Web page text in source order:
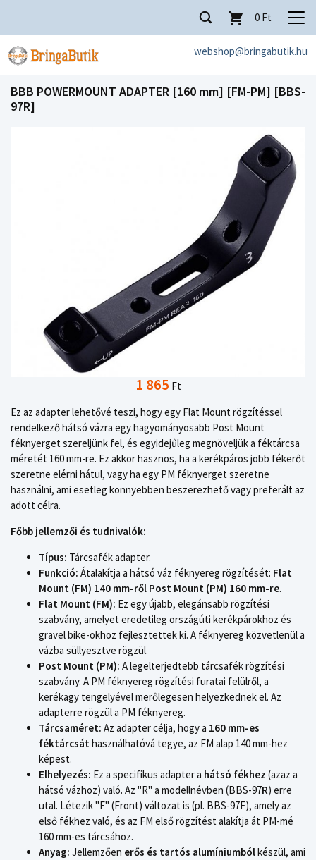
webshop@bringabutik.hu
0 Ft
BBB POWERMOUNT ADAPTER [160 mm] [FM-PM] [BBS-
97R]
1 865 Ft
Ez az adapter lehetővé teszi, hogy egy Flat Mount rögzítéssel
rendelkező hátsó vázra egy hagyományosabb Post Mount
féknyerget szereljünk fel, és egyidejűleg megnöveljük a féktárcsa
méretét 160 mm-re. Ez akkor hasznos, ha a kerékpáros jobb fékerőt
szeretne elérni hátul, vagy ha egy PM féknyerget szeretne
használni, ami esetleg könnyebben beszerezhető vagy preferált az
adott célra.
Főbb jellemzői és tudnivalók:
Típus: Tárcsafék adapter.
Funkció: Átalakítja a hátsó váz féknyereg rögzítését: Flat
Mount (FM) 140 mm-ről Post Mount (PM) 160 mm-re.
Flat Mount (FM): Ez egy újabb, elegánsabb rögzítési
szabvány, amelyet eredetileg országúti kerékpárokhoz és
gravel bike-okhoz fejlesztettek ki. A féknyereg közvetlenül a
vázba süllyesztve rögzül.
Post Mount (PM): A legelterjedtebb tárcsafék rögzítési
szabvány. A PM féknyereg rögzítési furatai felülről, a
kerékagy tengelyével merőlegesen helyezkednek el. Az
adapterre rögzül a PM féknyereg.
Tárcsaméret: Az adapter célja, hogy a 160 mm-es
féktárcsát használhatóvá tegye, az FM alap 140 mm-hez
képest.
Elhelyezés: Ez a specifikus adapter a hátsó fékhez (azaz a
hátsó vázhoz) való. Az "R" a modellnévben (BBS-97R) erre
utal. Létezik "F" (Front) változat is (pl. BBS-97F), amely az
első fékhez való, és az FM első rögzítést alakítja át PM-mé
160 mm-es tárcsához.
Anyag: Jellemzően erős és tartós alumíniumbólkészül, ami